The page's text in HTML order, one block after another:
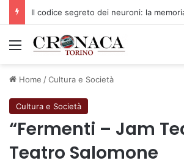
Menu
Home /Cultura e Società
Cultura e Società
“Fermenti – Jam
Teatro Salomone